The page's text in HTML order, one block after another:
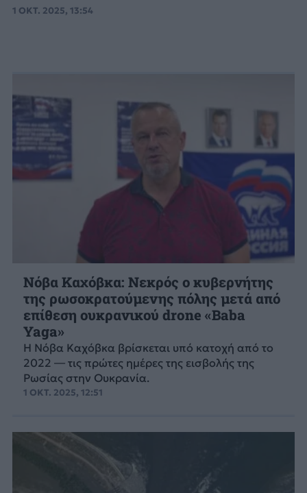
1 ΟΚΤ. 2025, 13:54
Νόβα Καχόβκα: Νεκρός ο κυβερνήτης
της ρωσοκρατούμενης πόλης μετά από
επίθεση ουκρανικού drone «Baba
Yaga»
Η Νόβα Καχόβκα βρίσκεται υπό κατοχή από το
2022 — τις πρώτες ημέρες της εισβολής της
Ρωσίας στην Ουκρανία.
1 ΟΚΤ. 2025, 12:51